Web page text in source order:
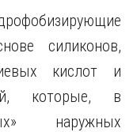
силиконов,
кислот и
которые, в
наружных